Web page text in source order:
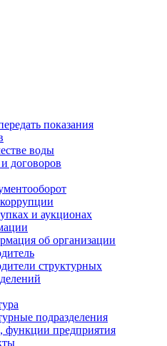
показания
воды
договоров
и аукционах
об организации
структурных
подразделения
функции предприятия